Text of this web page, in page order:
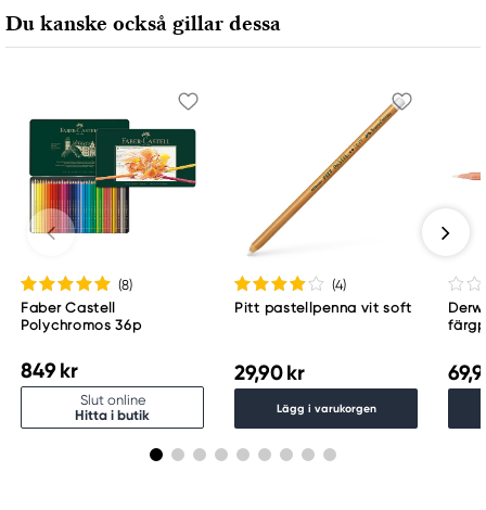
90546 Stein, Germany
info@Faber-Castell.de
Du kanske också gillar dessa
(8)
Faber Castell
Polychromos 36p
849 kr
Slut online
Hitta i butik
(4)
Pitt pastellpenna vit soft
29,90 kr
Lägg i varukorgen